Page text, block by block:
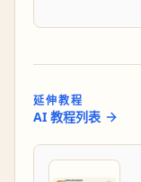
延伸教程
AI 教程列表